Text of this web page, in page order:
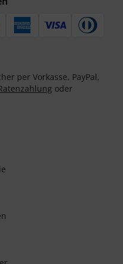
per Vorkasse, PayPal,
oder